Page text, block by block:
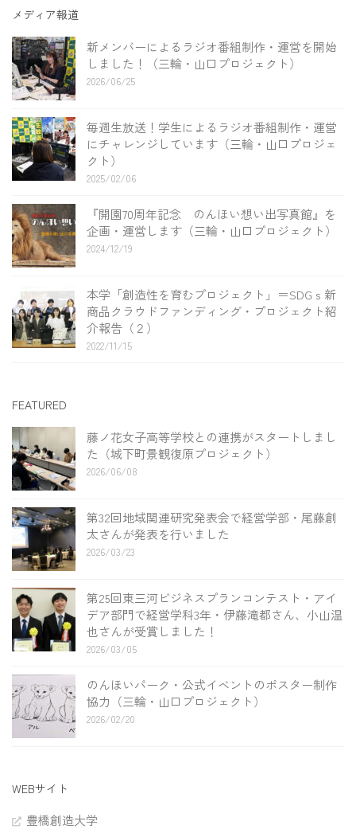
メディア報道
新メンバーによるラジオ番組制作・運営を開始
しました！（三輪・山口プロジェクト）
2026/06/25
毎週生放送！学生によるラジオ番組制作・運営
にチャレンジしています（三輪・山口プロジェ
クト）
2025/02/06
『開園70周年記念 のんほい想い出写真館』を
企画・運営します（三輪・山口プロジェクト）
2024/12/19
本学「創造性を育むプロジェクト」＝SDGｓ新
商品クラウドファンディング・プロジェクト紹
介報告（２）
2022/11/15
FEATURED
藤ノ花女子高等学校との連携がスタートしまし
た（城下町景観復原プロジェクト）
2026/06/08
第32回地域関連研究発表会で経営学部・尾藤創
太さんが発表を行いました
2026/03/23
第25回東三河ビジネスプランコンテスト・アイ
デア部門で経営学科3年・伊藤滝都さん、小山温
也さんが受賞しました！
2026/03/05
のんほいパーク・公式イベントのポスター制作
協力（三輪・山口プロジェクト）
2026/02/20
WEBサイト
豊橋創造大学